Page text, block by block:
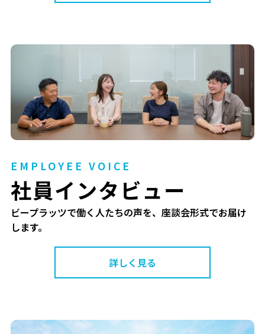
EMPLOYEE VOICE
社員インタビュー
ビープラッツで働く人たちの声を、座談会形式でお届け
します。
詳しく見る